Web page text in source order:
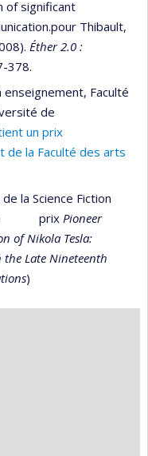
of significant
Thibault,
Éther 2.0 :
378.
Faculté
de
un prix
de la Faculté des arts
la Science Fiction
le prix Pioneer
of Nikola Tesla:
Nineteenth
)